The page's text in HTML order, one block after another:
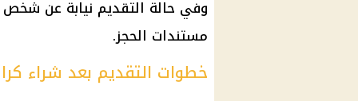
وفي حالة التقديم نيابة عن
مستندات الحجز.
خطوات التقديم بعد شراء